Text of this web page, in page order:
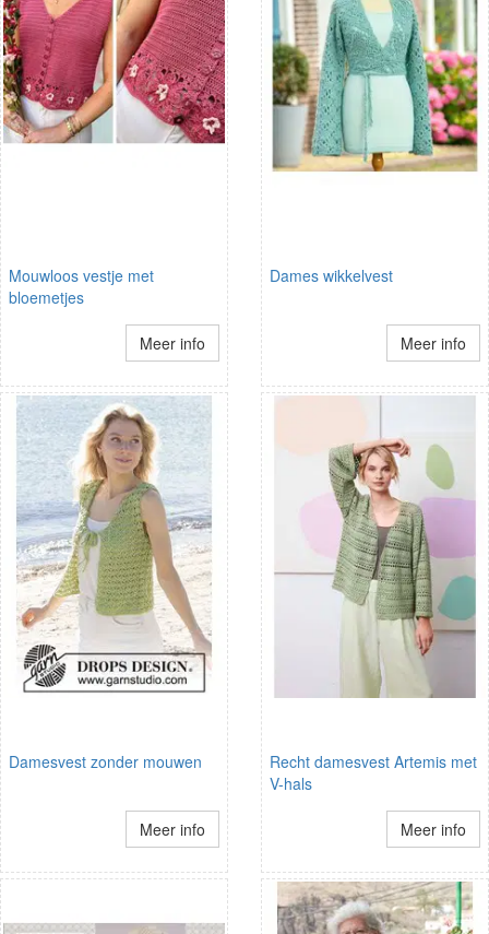
Mouwloos vestje met
bloemetjes
Meer info
Dames wikkelvest
Meer info
Damesvest zonder mouwen
Meer info
Recht damesvest Artemis met
V-hals
Meer info